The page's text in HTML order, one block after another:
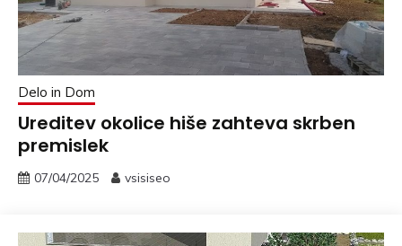
Delo in Dom
Ureditev okolice hiše zahteva skrben
premislek
07/04/2025 vsisiseo